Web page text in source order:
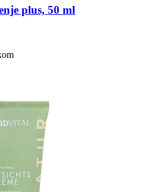
plus, 50 ml